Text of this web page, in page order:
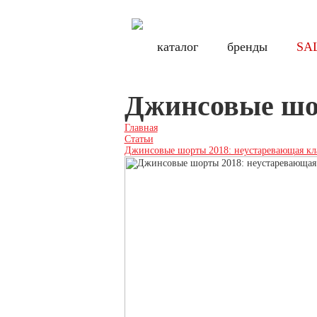
каталог бренды
каталог бренды
Джинсовые
Главная
Статьи
Джинсовые шорты 2018: неустаревающая